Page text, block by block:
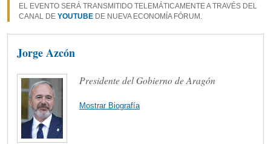
EL EVENTO SERÁ TRANSMITIDO TELEMÁTICAMENTE A TRAVÉS DEL
CANAL DE YOUTUBE DE NUEVA ECONOMÍA FÓRUM.
Jorge Azcón
Presidente del Gobierno de Aragón
Mostrar Biografía